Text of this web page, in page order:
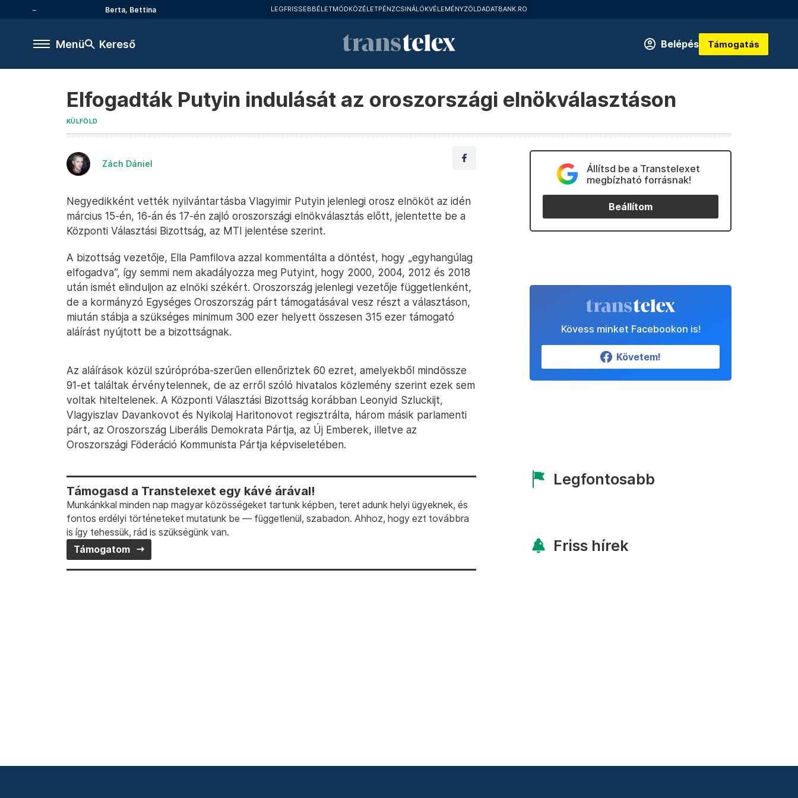
Berta, Bettina LEGFRISSEBBÉLETMÓDKÖZÉLETPÉNZCSINÁLÓKVÉLEMÉNYZÖLDADATBANK.RO
Menü Kereső Belépés Támogatás
Elfogadták Putyin indulását az oroszországi elnökválasztáson
KÜLFÖLD
Zách Dániel
Negyedikként vették nyilvántartásba Vlagyimir Putyin jelenlegi orosz elnököt az idén
március 15-én, 16-án és 17-én zajló oroszországi elnökválasztás előtt, jelentette be a
Központi Választási Bizottság, az MTI jelentése szerint.
A bizottság vezetője, Ella Pamfilova azzal kommentálta a döntést, hogy „egyhangúlag
elfogadva”, így semmi nem akadályozza meg Putyint, hogy 2000, 2004, 2012 és 2018
után ismét elinduljon az elnöki székért. Oroszország jelenlegi vezetője függetlenként,
de a kormányzó Egységes Oroszország párt támogatásával vesz részt a választáson,
miután stábja a szükséges minimum 300 ezer helyett összesen 315 ezer támogató
aláírást nyújtott be a bizottságnak.
Az aláírások közül szúrópróba-szerűen ellenőriztek 60 ezret, amelyekből mindössze
91-et találtak érvénytelennek, de az erről szóló hivatalos közlemény szerint ezek sem
voltak hiteltelenek. A Központi Választási Bizottság korábban Leonyid Szluckijt,
Vlagyiszlav Davankovot és Nyikolaj Haritonovot regisztrálta, három másik parlamenti
párt, az Oroszország Liberális Demokrata Pártja, az Új Emberek, illetve az
Oroszországi Föderáció Kommunista Pártja képviseletében.
Támogasd a Transtelexet egy kávé árával!
Munkánkkal minden nap magyar közösségeket tartunk képben, teret adunk helyi ügyeknek, és
fontos erdélyi történeteket mutatunk be — függetlenül, szabadon. Ahhoz, hogy ezt továbbra
is így tehessük, rád is szükségünk van.
Támogatom
Állítsd be a Transtelexet
megbízható forrásnak!
Beállítom
Kövess minket Facebookon is!
Követem!
Legfontosabb
Friss hírek